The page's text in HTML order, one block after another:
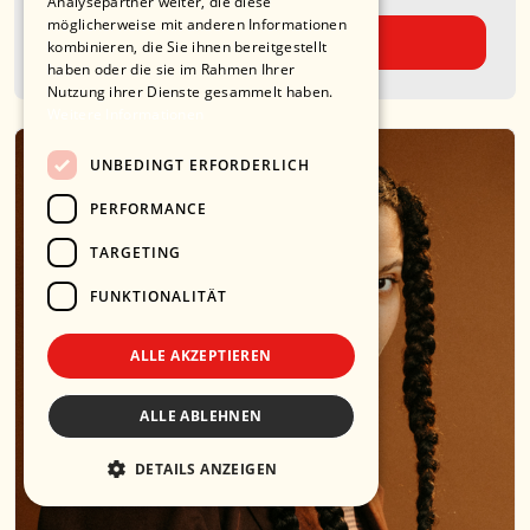
14,20 €
möglicherweise mit anderen Informationen
kombinieren, die Sie ihnen bereitgestellt
haben oder die sie im Rahmen Ihrer
Nutzung ihrer Dienste gesammelt haben.
UNBEDINGT ERFORDERLICH
PERFORMANCE
TARGETING
FUNKTIONALITÄT
ALLE AKZEPTIEREN
ALLE ABLEHNEN
DETAILS ANZEIGEN